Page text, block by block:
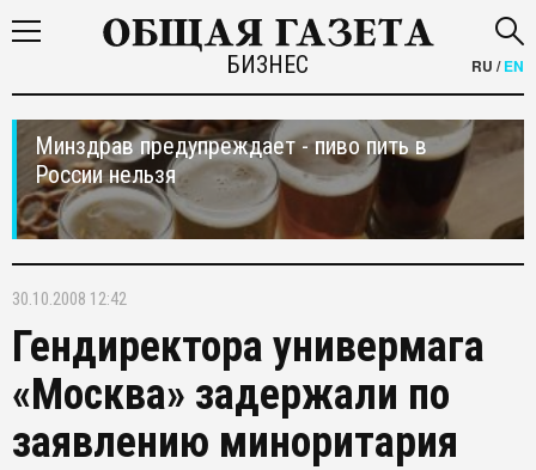
БИЗНЕС RU /EN
Минздрав предупреждает - пиво пить в
России нельзя
30.10.2008 12:42
Гендиректора универмага
«Москва» задержали по
заявлению миноритария